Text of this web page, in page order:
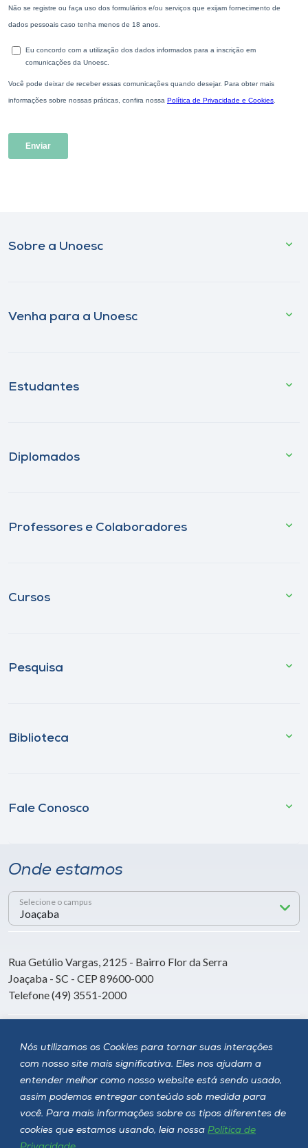
Nós utilizamos os Cookies para tornar suas interações
com nosso site mais significativa. Eles nos ajudam a
entender melhor como nosso website está sendo usado,
assim podemos entregar conteúdo sob medida para
você. Para mais informações sobre os tipos diferentes de
cookies que estamos usando, leia nossa Política de
Sobre a Unoesc
Venha para a Unoesc
Estudantes
Diplomados
Professores e Colaboradores
Cursos
Pesquisa
Biblioteca
Fale Conosco
Onde estamos
Selecione o campus
Rua Getúlio Vargas, 2125 - Bairro Flor da Serra
Joaçaba - SC - CEP 89600-000
Telefone (49) 3551-2000
Siga a Unoesc